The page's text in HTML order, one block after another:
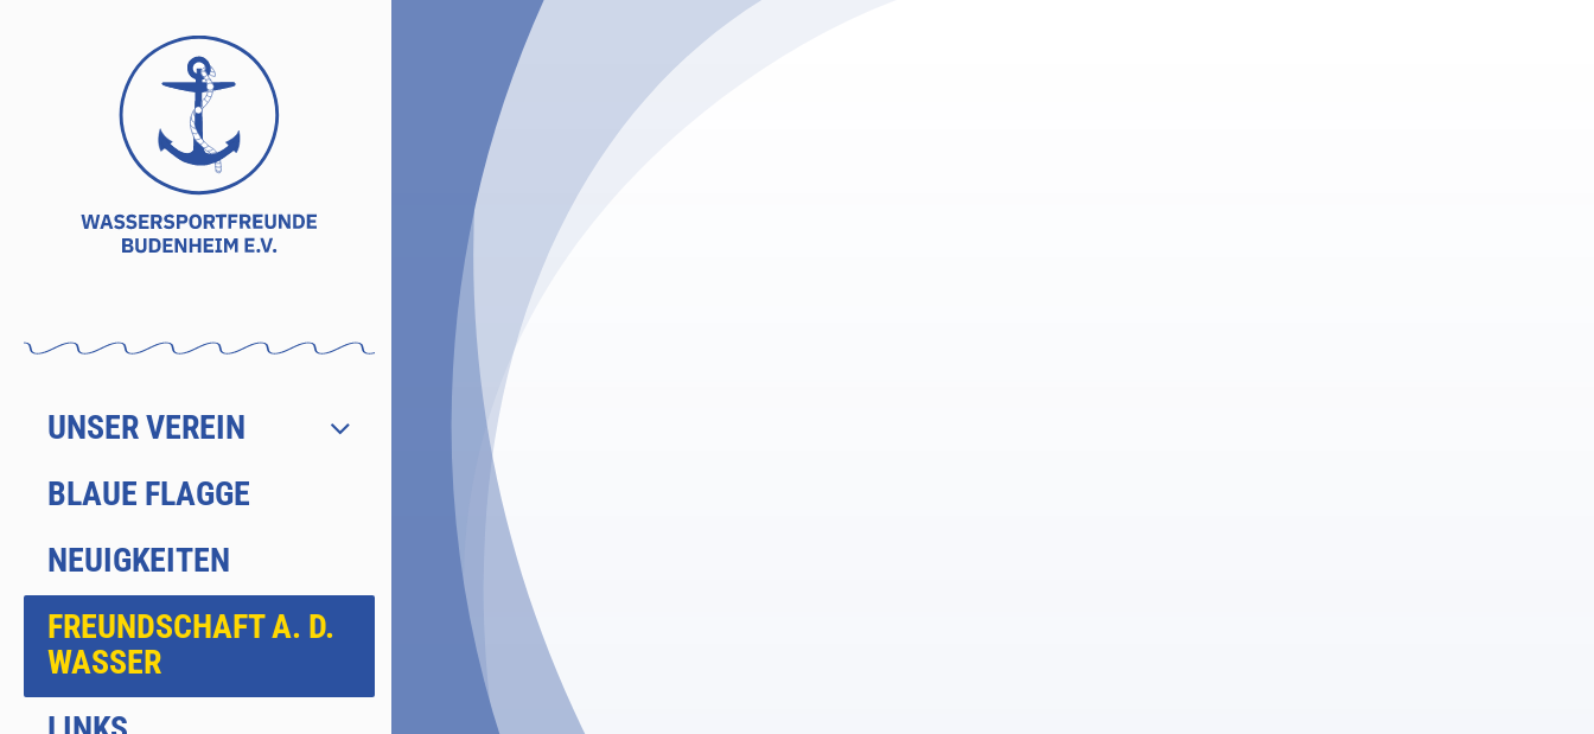
UNSER VEREIN
BLAUE FLAGGE
NEUIGKEITEN
FREUNDSCHAFT A. D.
WASSER